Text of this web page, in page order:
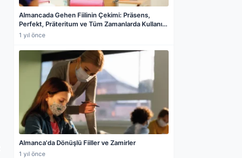
Almancada Gehen Fiilinin Çekimi: Präsens,
Perfekt, Präteritum ve Tüm Zamanlarda Kullanım
Kılavuzu
1 yıl önce
Almanca'da Dönüşlü Fiiller ve Zamirler
1 yıl önce